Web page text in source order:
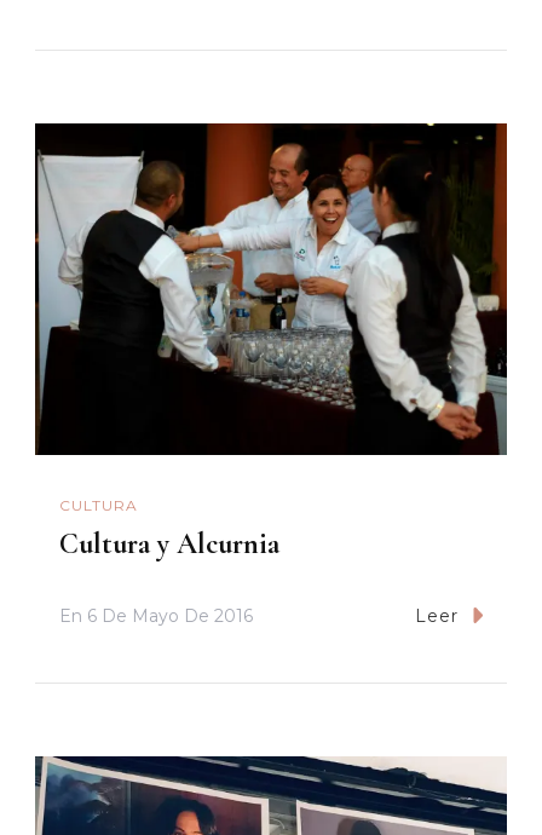
CULTURA
Cultura y Alcurnia
En 6 De Mayo De 2016 Leer